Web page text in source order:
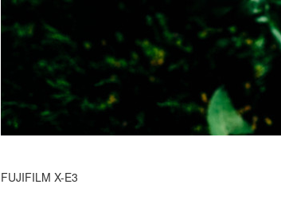
FUJIFILM X-E3